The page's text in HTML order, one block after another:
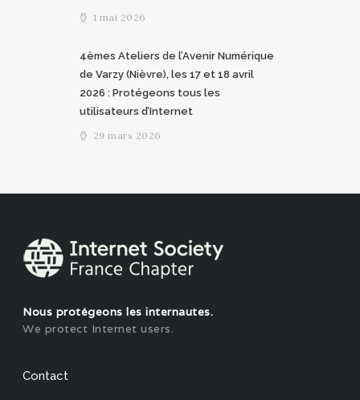
1 mai 2026
4èmes Ateliers de l’Avenir Numérique
de Varzy (Nièvre), les 17 et 18 avril
2026 : Protégeons tous les
utilisateurs d’Internet
29 mars 2026
Nous protégeons les internautes.
We protect Internet users.
Contact